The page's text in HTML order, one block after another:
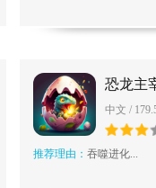
恐龙主
中文 /
推荐理由： 吞噬进化...